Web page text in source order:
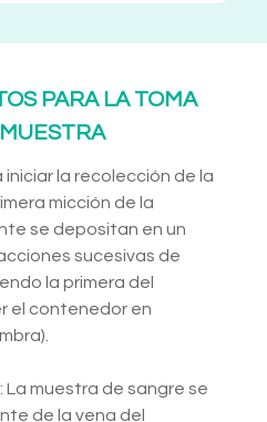
PARA LA TOMA
iniciar la recolección de la
micción de la
se depositan en un
sucesivas de
la primera del
el contenedor en
muestra de sangre se
de la vena del